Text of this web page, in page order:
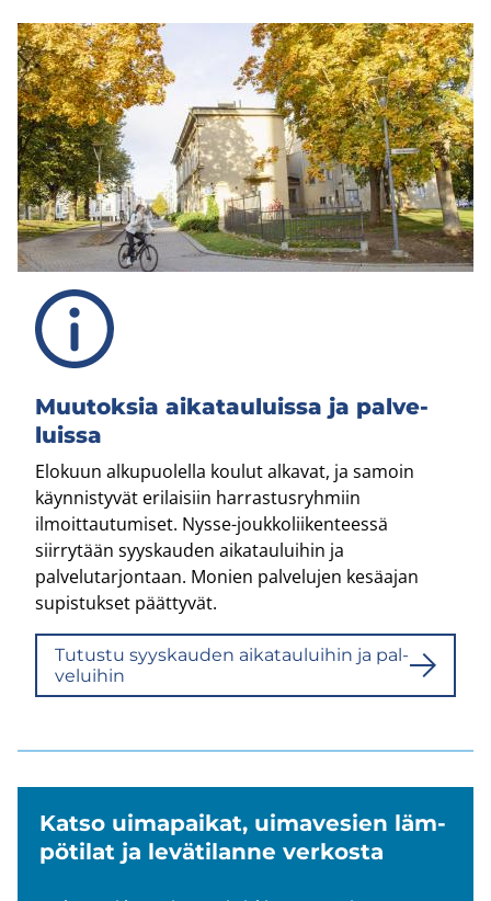
Muu­tok­sia ai­ka­tau­luis­sa ja pal­ve­
luis­sa
Elokuun alkupuolella koulut alkavat, ja samoin
käynnistyvät erilaisiin harrastusryhmiin
ilmoittautumiset. Nysse-​joukkoliikenteessä
siirrytään syyskauden aikatauluihin ja
palvelutarjontaan. Monien palvelujen kesäajan
supistukset päättyvät.
Tu­tus­tu syys­kau­den ai­ka­tau­lui­hin ja pal­
ve­lui­hin
Katso ui­ma­pai­kat, ui­ma­ve­sien läm­
pö­ti­lat ja le­vä­ti­lan­ne ver­kos­ta